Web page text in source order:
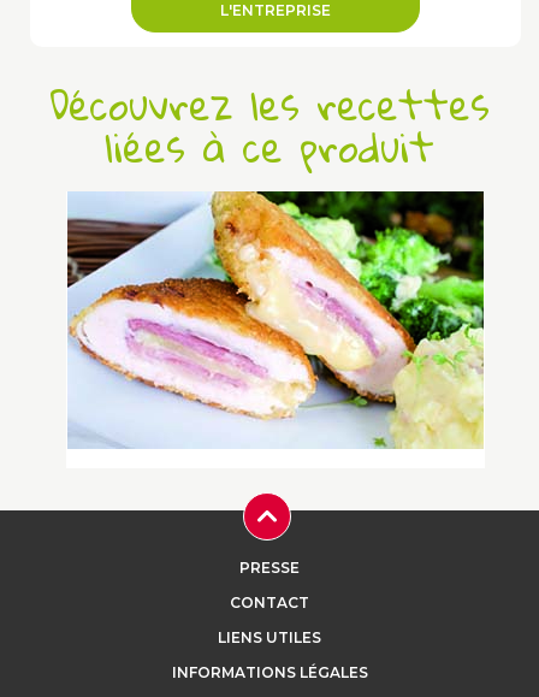
L'ENTREPRISE
Découvrez les recettes
liées à ce produit
Cordon bleu de veau made in
PRESSE
CONTACT
LIENS UTILES
INFORMATIONS LÉGALES